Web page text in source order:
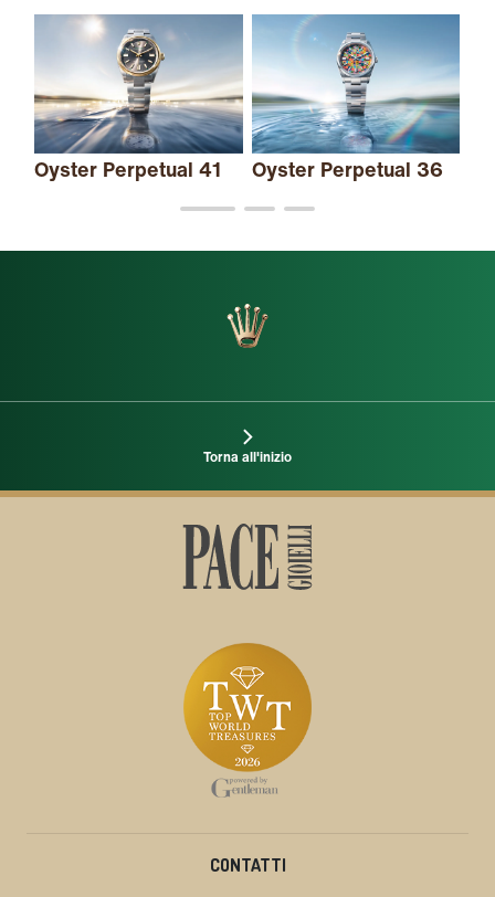
Oyster Perpetual 41 Oyster Perpetual 36
Torna all'inizio
CONTATTI